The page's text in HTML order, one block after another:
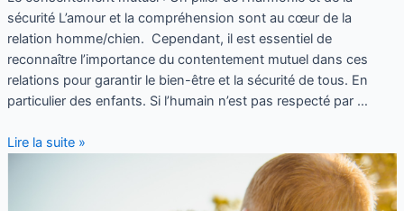
sécurité L’amour et la compréhension sont au cœur de la
relation homme/chien. Cependant, il est essentiel de
reconnaître l’importance du contentement mutuel dans ces
relations pour garantir le bien-être et la sécurité de tous. En
particulier des enfants. Si l’humain n’est pas respecté par …
Lire la suite »